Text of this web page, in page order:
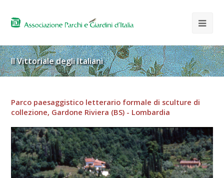
Il Vittoriale degli Italiani
Parco paesaggistico letterario formale di sculture di
collezione, Gardone Riviera (BS) - Lombardia